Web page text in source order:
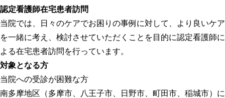
認定看護師在宅患者訪問
当院では、日々のケアでお困りの事例に対して、より良いケア
を一緒に考え、検討させていただくことを目的に認定看護師に
よる在宅患者訪問を行っています。
対象となる方
当院への受診が困難な方
南多摩地区（多摩市、八王子市、日野市、町田市、稲城市）に